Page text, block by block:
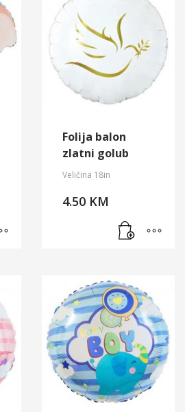
Folija balon
zlatni golub
Veličina 18in
4.50 KM